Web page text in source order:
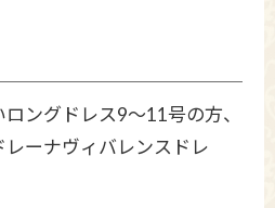
ングドレス9〜11号の方、
ーナヴィバレンスドレ